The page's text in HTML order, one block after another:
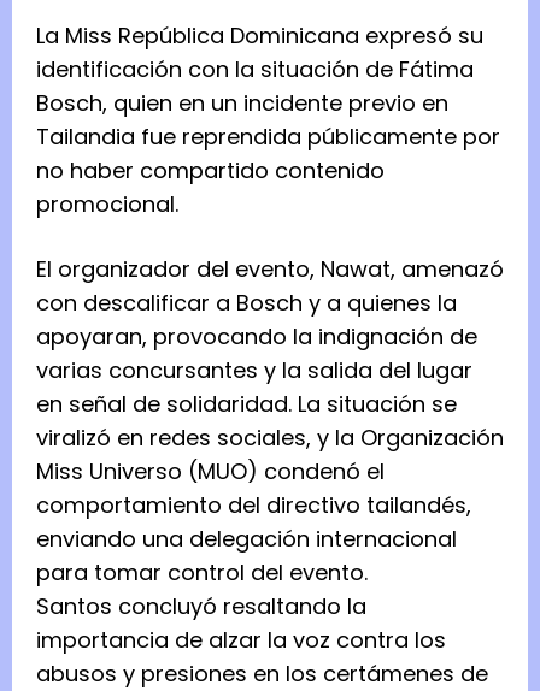
La Miss República Dominicana expresó su
identificación con la situación de Fátima
Bosch, quien en un incidente previo en
Tailandia fue reprendida públicamente por
no haber compartido contenido
promocional.
El organizador del evento, Nawat, amenazó
con descalificar a Bosch y a quienes la
apoyaran, provocando la indignación de
varias concursantes y la salida del lugar
en señal de solidaridad. La situación se
viralizó en redes sociales, y la Organización
Miss Universo (MUO) condenó el
comportamiento del directivo tailandés,
enviando una delegación internacional
para tomar control del evento.
Santos concluyó resaltando la
importancia de alzar la voz contra los
abusos y presiones en los certámenes de